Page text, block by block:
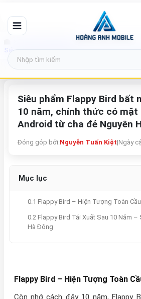
Siêu phẩm Flappy Bird bất ngờ trở lại sau
Siêu phẩm Flappy Bird bất
10 năm, chính thức có mặt
Android từ cha đẻ Nguyễn
Đóng góp bởi:Nguyễn Tuấn Kiệt|Ngày
Mục lục
0.1 Flappy Bird – Hiện Tượng Toàn
0.2 Flappy Bird Tái Xuất Sau 10 Năm
Hà Đông
Flappy Bird – Hiện Tượng Toàn
Còn nhớ cách đây 10 năm, Flappy